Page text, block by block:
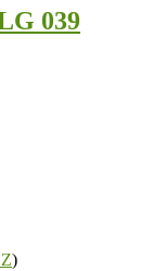
039
)